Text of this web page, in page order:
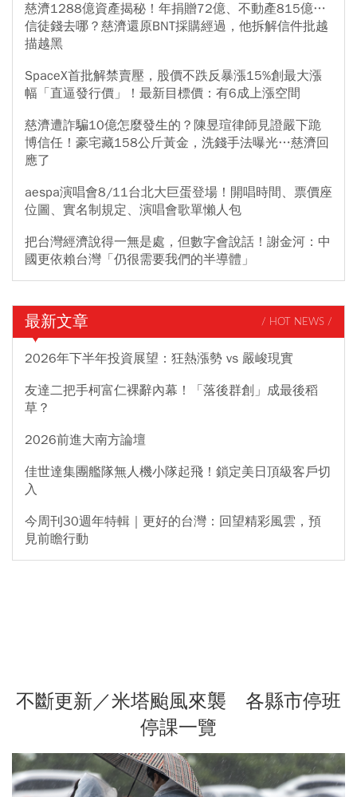
慈濟1288億資產揭秘！年捐贈72億、不動產815億…
信徒錢去哪？慈濟還原BNT採購經過，他拆解信件批越
描越黑
SpaceX首批解禁賣壓，股價不跌反暴漲15%創最大漲
幅「直逼發行價」！最新目標價：有6成上漲空間
慈濟遭詐騙10億怎麼發生的？陳昱瑄律師見證嚴下跪
博信任！豪宅藏158公斤黃金，洗錢手法曝光…慈濟回
應了
aespa演唱會8/11台北大巨蛋登場！開唱時間、票價座
位圖、實名制規定、演唱會歌單懶人包
把台灣經濟說得一無是處，但數字會說話！謝金河：中
國更依賴台灣「仍很需要我們的半導體」
最新文章 / HOT NEWS /
2026年下半年投資展望：狂熱漲勢 vs 嚴峻現實
友達二把手柯富仁裸辭內幕！「落後群創」成最後稻
草？
2026前進大南方論壇
佳世達集團艦隊無人機小隊起飛！鎖定美日頂級客戶切
入
今周刊30週年特輯｜更好的台灣：回望精彩風雲，預
見前瞻行動
不斷更新／米塔颱風來襲 各縣市停班
停課一覽